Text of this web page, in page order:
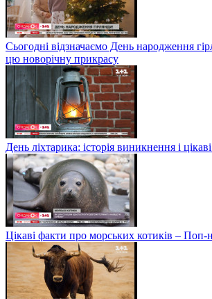
Сьогодні відзначаємо День народження
цю новорічну прикрасу
День ліхтарика: історія виникнення і
Цікаві факти про морських котиків – Поп-